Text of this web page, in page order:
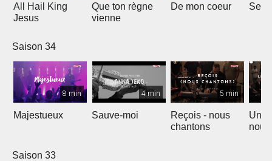
All Hail King
Jesus
Que ton règne
vienne
De mon coeur
Saison 34
8 min
Majestueux
4 min
Sauve-moi
5 min
Reçois - nous
chantons
Un
Saison 33